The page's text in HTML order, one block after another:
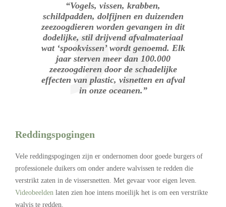
“Vogels, vissen, krabben,
schildpadden, dolfijnen en duizenden
zeezoogdieren worden gevangen in dit
dodelijke, stil drijvend afvalmateriaal
wat ‘spookvissen’ wordt genoemd. Elk
jaar sterven meer dan 100.000
zeezoogdieren door de schadelijke
effecten van plastic, visnetten en afval
in onze oceanen.”
Reddingspogingen
Vele reddingspogingen zijn er ondernomen door goede burgers of
professionele duikers om onder andere walvissen te redden die
verstrikt zaten in de vissersnetten. Met gevaar voor eigen leven.
Videobeelden laten zien hoe intens moeilijk het is om een verstrikte
walvis te redden.